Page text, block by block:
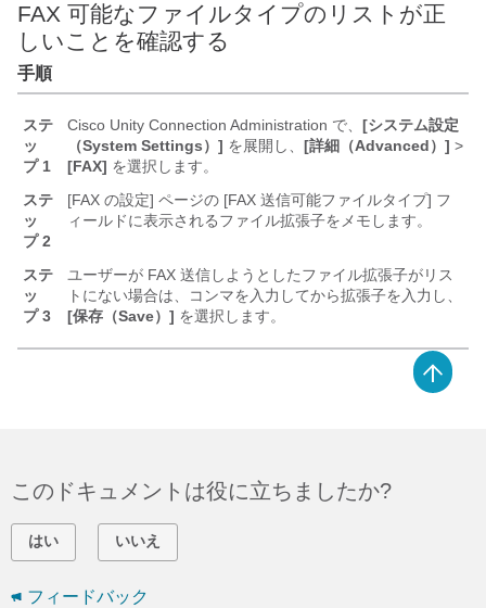
FAX 可能なファイルタイプのリストが正
しいことを確認する
手順
ステ
ッ
プ 1
Cisco Unity Connection Administration で、 [システム設定
（System Settings）] を展開し、 [詳細（Advanced）] >
[FAX] を選択します。
ステ
ッ
プ 2
[FAX の設定] ページの [FAX 送信可能ファイルタイプ] フ
ィールドに表示されるファイル拡張子をメモします。
ステ
ッ
プ 3
ユーザーが FAX 送信しようとしたファイル拡張子がリス
トにない場合は、コンマを入力してから拡張子を入力し、
[保存（Save）] を選択します。
このドキュメントは役に立ちましたか?
はい いいえ
フィードバック